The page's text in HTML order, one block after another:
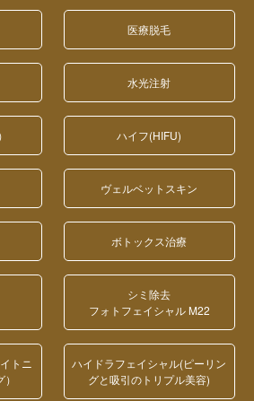
医療脱毛
水光注射
ハイフ(HIFU)
ヴェルベットスキン
ボトックス治療
シミ除去
フォトフェイシャル M22
トニ
ハイドラフェイシャル(ピーリン
グと吸引のトリプル美容)